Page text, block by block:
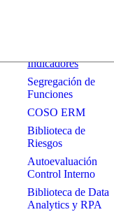
Indicadores
Segregación de
Funciones
COSO ERM
Biblioteca de
Riesgos
Autoevaluación
Control Interno
Biblioteca de Data
Analytics y RPA